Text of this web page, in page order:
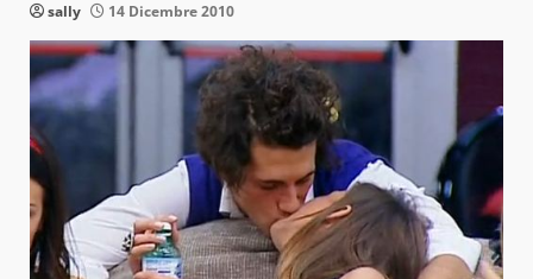
sally 14 Dicembre 2010